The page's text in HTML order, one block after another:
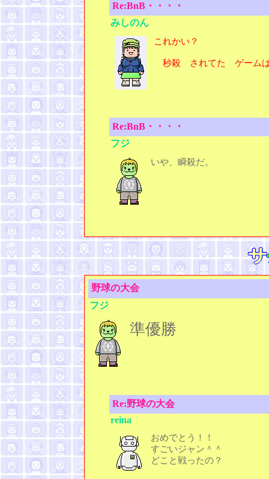
Re:BnB・・・・
みしのん
これかい？
秒殺 されてた ゲーム
Re:BnB・・・・
フジ
いや、瞬殺だ。
野球の大会
フジ
準優勝
Re:野球の大会
reina
おめでとう！！
すごいジャン＾＾
どこと戦ったの？